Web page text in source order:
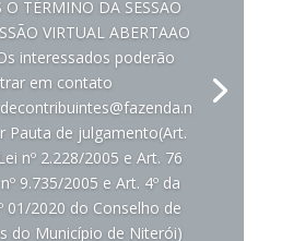
O TÉRMINO DA SESSÃO
VIRTUAL ABERTAAO
interessados poderão
em contato
Pauta de julgamento(Art.
nº 2.228/2005 e Art. 76
9.735/2005 e Art. 4º da
01/2020 do Conselho de
do Município de Niterói)